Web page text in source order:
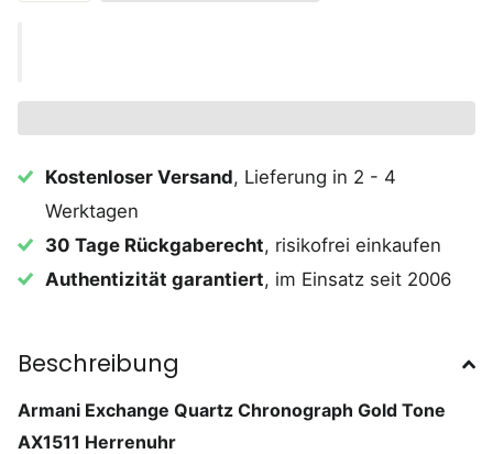
Kostenloser Versand, Lieferung in 2 - 4
Werktagen
30 Tage Rückgaberecht, risikofrei einkaufen
Authentizität garantiert, im Einsatz seit 2006
Beschreibung
Armani Exchange Quartz Chronograph Gold Tone
AX1511 Herrenuhr